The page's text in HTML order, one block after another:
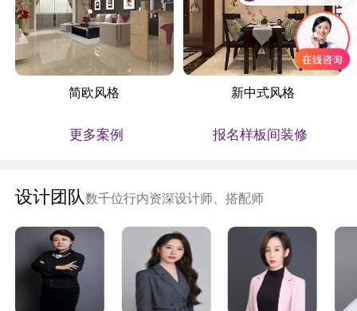
简欧风格 新中式风格
更多案例 报名样板间装修
设计团队数千位行内资深设计师、搭配师